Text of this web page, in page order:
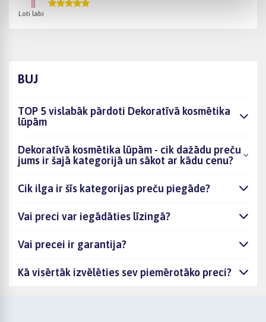
Loti labi
BUJ
TOP 5 vislabāk pārdoti Dekoratīvā kosmētika
lūpām
Dekoratīvā kosmētika lūpām - cik dažādu preču
jums ir šajā kategorijā un sākot ar kādu cenu?
Cik ilga ir šīs kategorijas preču piegāde?
Vai preci var iegādāties līzingā?
Vai precei ir garantija?
Kā visērtāk izvēlēties sev piemērotāko preci?